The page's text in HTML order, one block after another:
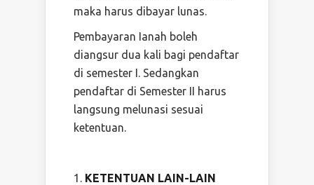
maka harus dibayar lunas.
Pembayaran Ianah boleh
diangsur dua kali bagi pendaftar
di semester I. Sedangkan
pendaftar di Semester II harus
langsung melunasi sesuai
ketentuan.
KETENTUAN LAIN-LAIN